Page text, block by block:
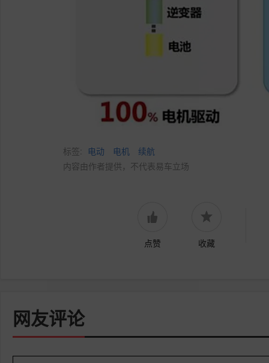
标签: 电动 电机
续航
内容由作者提供，不代表易车立场
点赞 收藏
网友评论